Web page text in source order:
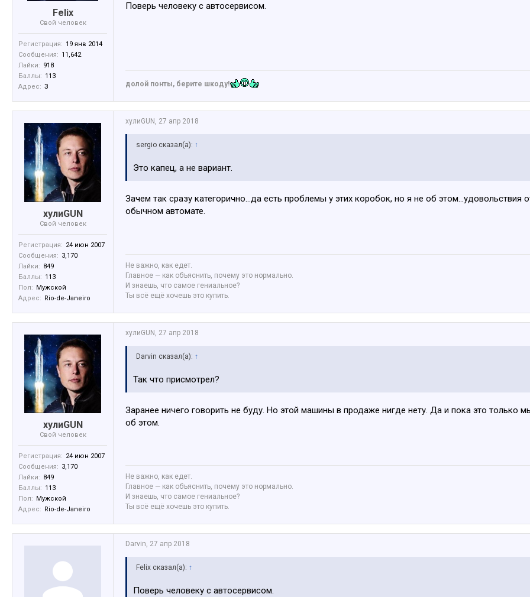
Felix
Свой человек
Регистрация: 19 янв 2014
Сообщения: 11,642
Лайки: 918
Баллы: 113
Адрес: З
Поверь человеку с автосервисом.
долой понты, берите шкоду!
хулиGUN
Свой человек
Регистрация: 24 июн 2007
Сообщения: 3,170
Лайки: 849
Баллы: 113
Пол: Мужской
Адрес: Rio-de-Janeiro
хулиGUN , 27 апр 2018
sergio сказал(а): ↑
Это капец, а не вариант.
Зачем так сразу категорично...да есть проблемы у этих коробок, но я не об
обычном автомате.
Не важно, как едет.
Главное — как объяснить, почему это нормально.
И знаешь, что самое гениальное?
Ты всё ещё хочешь это купить.
хулиGUN
Свой человек
Регистрация: 24 июн 2007
Сообщения: 3,170
Лайки: 849
Баллы: 113
Пол:
Мужской
Адрес:
Rio-de-Janeiro
хулиGUN 27 апр 2018
Darvin сказал(а): ↑
Так что присмотрел?
Заранее ничего говорить не буду. Но этой машины в продаже нигде нету. Да и пока это только
об этом.
Не важно, как едет.
Главное — как объяснить, почему это нормально.
И знаешь, что самое гениальное?
Ты всё ещё хочешь это купить.
Darvin, 27 апр 2018
Felix сказал(а): ↑
Поверь человеку с автосервисом.